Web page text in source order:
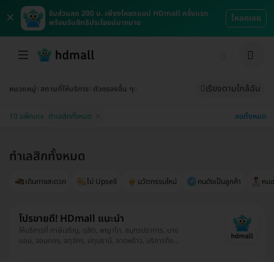
×
รับส่วนลด 200 บ. เพียงโหลดแอป HDmall ครั้งแรก
พร้อมรับสิทธิประโยชน์มากมาย
โหลดเลย
หมวดหมู่ สถานที่ให้บริการ ตัวกรองอื่น ๆ เรียงตามใกล้ฉัน
10 แพ็กเกจ ทำเลสิกทั้งหมด ลบทั้งหมด
เดินทางสะดวก ไม่ Upsell นวัตกรรมใหม่ คนดังเป็นลูกค้า หม
ทำเลสิกทั้งหมด
โปรขายดี! HDmall แนะนำ
ให้บริการที่ ภาษีเจริญ, ดุสิต, พญาไท, สมุทรปราการ, บาง
บอน, จอมทอง, จตุจักร, ปทุมธานี, ลาดพร้าว, บริการถึง